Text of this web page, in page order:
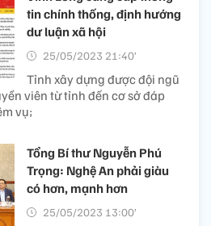
tin chính thống, định hướng
dư luận xã hội
25/05/2023 21:40’
Tỉnh xây dựng được đội ngũ
viên từ tỉnh đến cơ sở đáp
vụ;
Tổng Bí thư Nguyễn Phú
Trọng: Nghệ An phải giàu
có hơn, mạnh hơn
25/05/2023 13:00’